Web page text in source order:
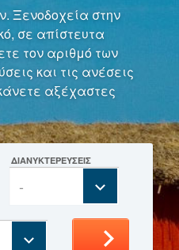
Ξενοδοχεία στην
σε απίστευτα
τον αριθμό των
και τις ανέσεις
αξέχαστες
ΔΙΑΝΥΚΤΕΡΕΥΣΕΙΣ
-